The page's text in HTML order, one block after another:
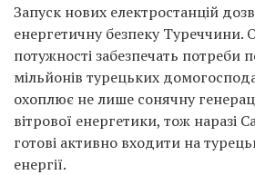
Запуск нових електростанцій
енергетичну безпеку Туреччини.
потужності забезпечать потреби
мільйонів турецьких
охоплює не лише сонячну
вітрової енергетики, тож наразі
готові активно входити на
енергії.